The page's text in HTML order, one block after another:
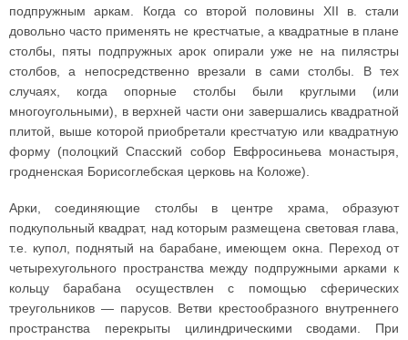
подпружным аркам. Когда со второй половины XII в. стали
довольно часто применять не крестчатые, а квадратные в плане
столбы, пяты подпружных арок опирали уже не на пилястры
столбов, а непосредственно врезали в сами столбы. В тех
случаях, когда опорные столбы были круглыми (или
многоугольными), в верхней части они завершались квадратной
плитой, выше которой приобретали крестчатую или квадратную
форму (полоцкий Спасский собор Евфросиньева монастыря,
гродненская Борисоглебская церковь на Коложе).
Арки, соединяющие столбы в центре храма, образуют
подкупольный квадрат, над которым размещена световая глава,
т.е. купол, поднятый на барабане, имеющем окна. Переход от
четырехугольного пространства между подпружными арками к
кольцу барабана осуществлен с помощью сферических
треугольников — парусов. Ветви крестообразного внутреннего
пространства перекрыты цилиндрическими сводами. При